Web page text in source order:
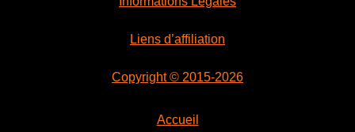
Liens d’affiliation
Copyright © 2015-2026
Accueil